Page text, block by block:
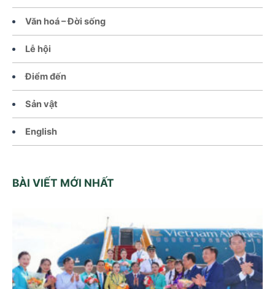
Văn hoá – Đời sống
Lễ hội
Điểm đến
Sản vật
English
BÀI VIẾT MỚI NHẤT